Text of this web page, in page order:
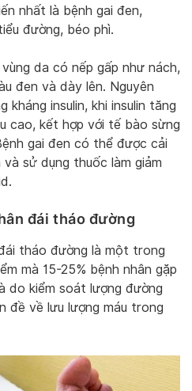
nhất là bệnh gai đen,
đường, béo phì.
da có nếp gấp như nách,
đen và dày lên. Nguyên
kháng insulin, khi insulin tăng
cao, kết hợp với tế bào sừng
gai đen có thể được cải
sử dụng thuốc làm giảm
đái tháo đường
tháo đường là một trong
mà 15-25% bệnh nhân gặp
do kiểm soát lượng đường
đề về lưu lượng máu trong